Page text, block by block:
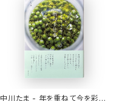
中川たま - 年を重ねて今を彩る